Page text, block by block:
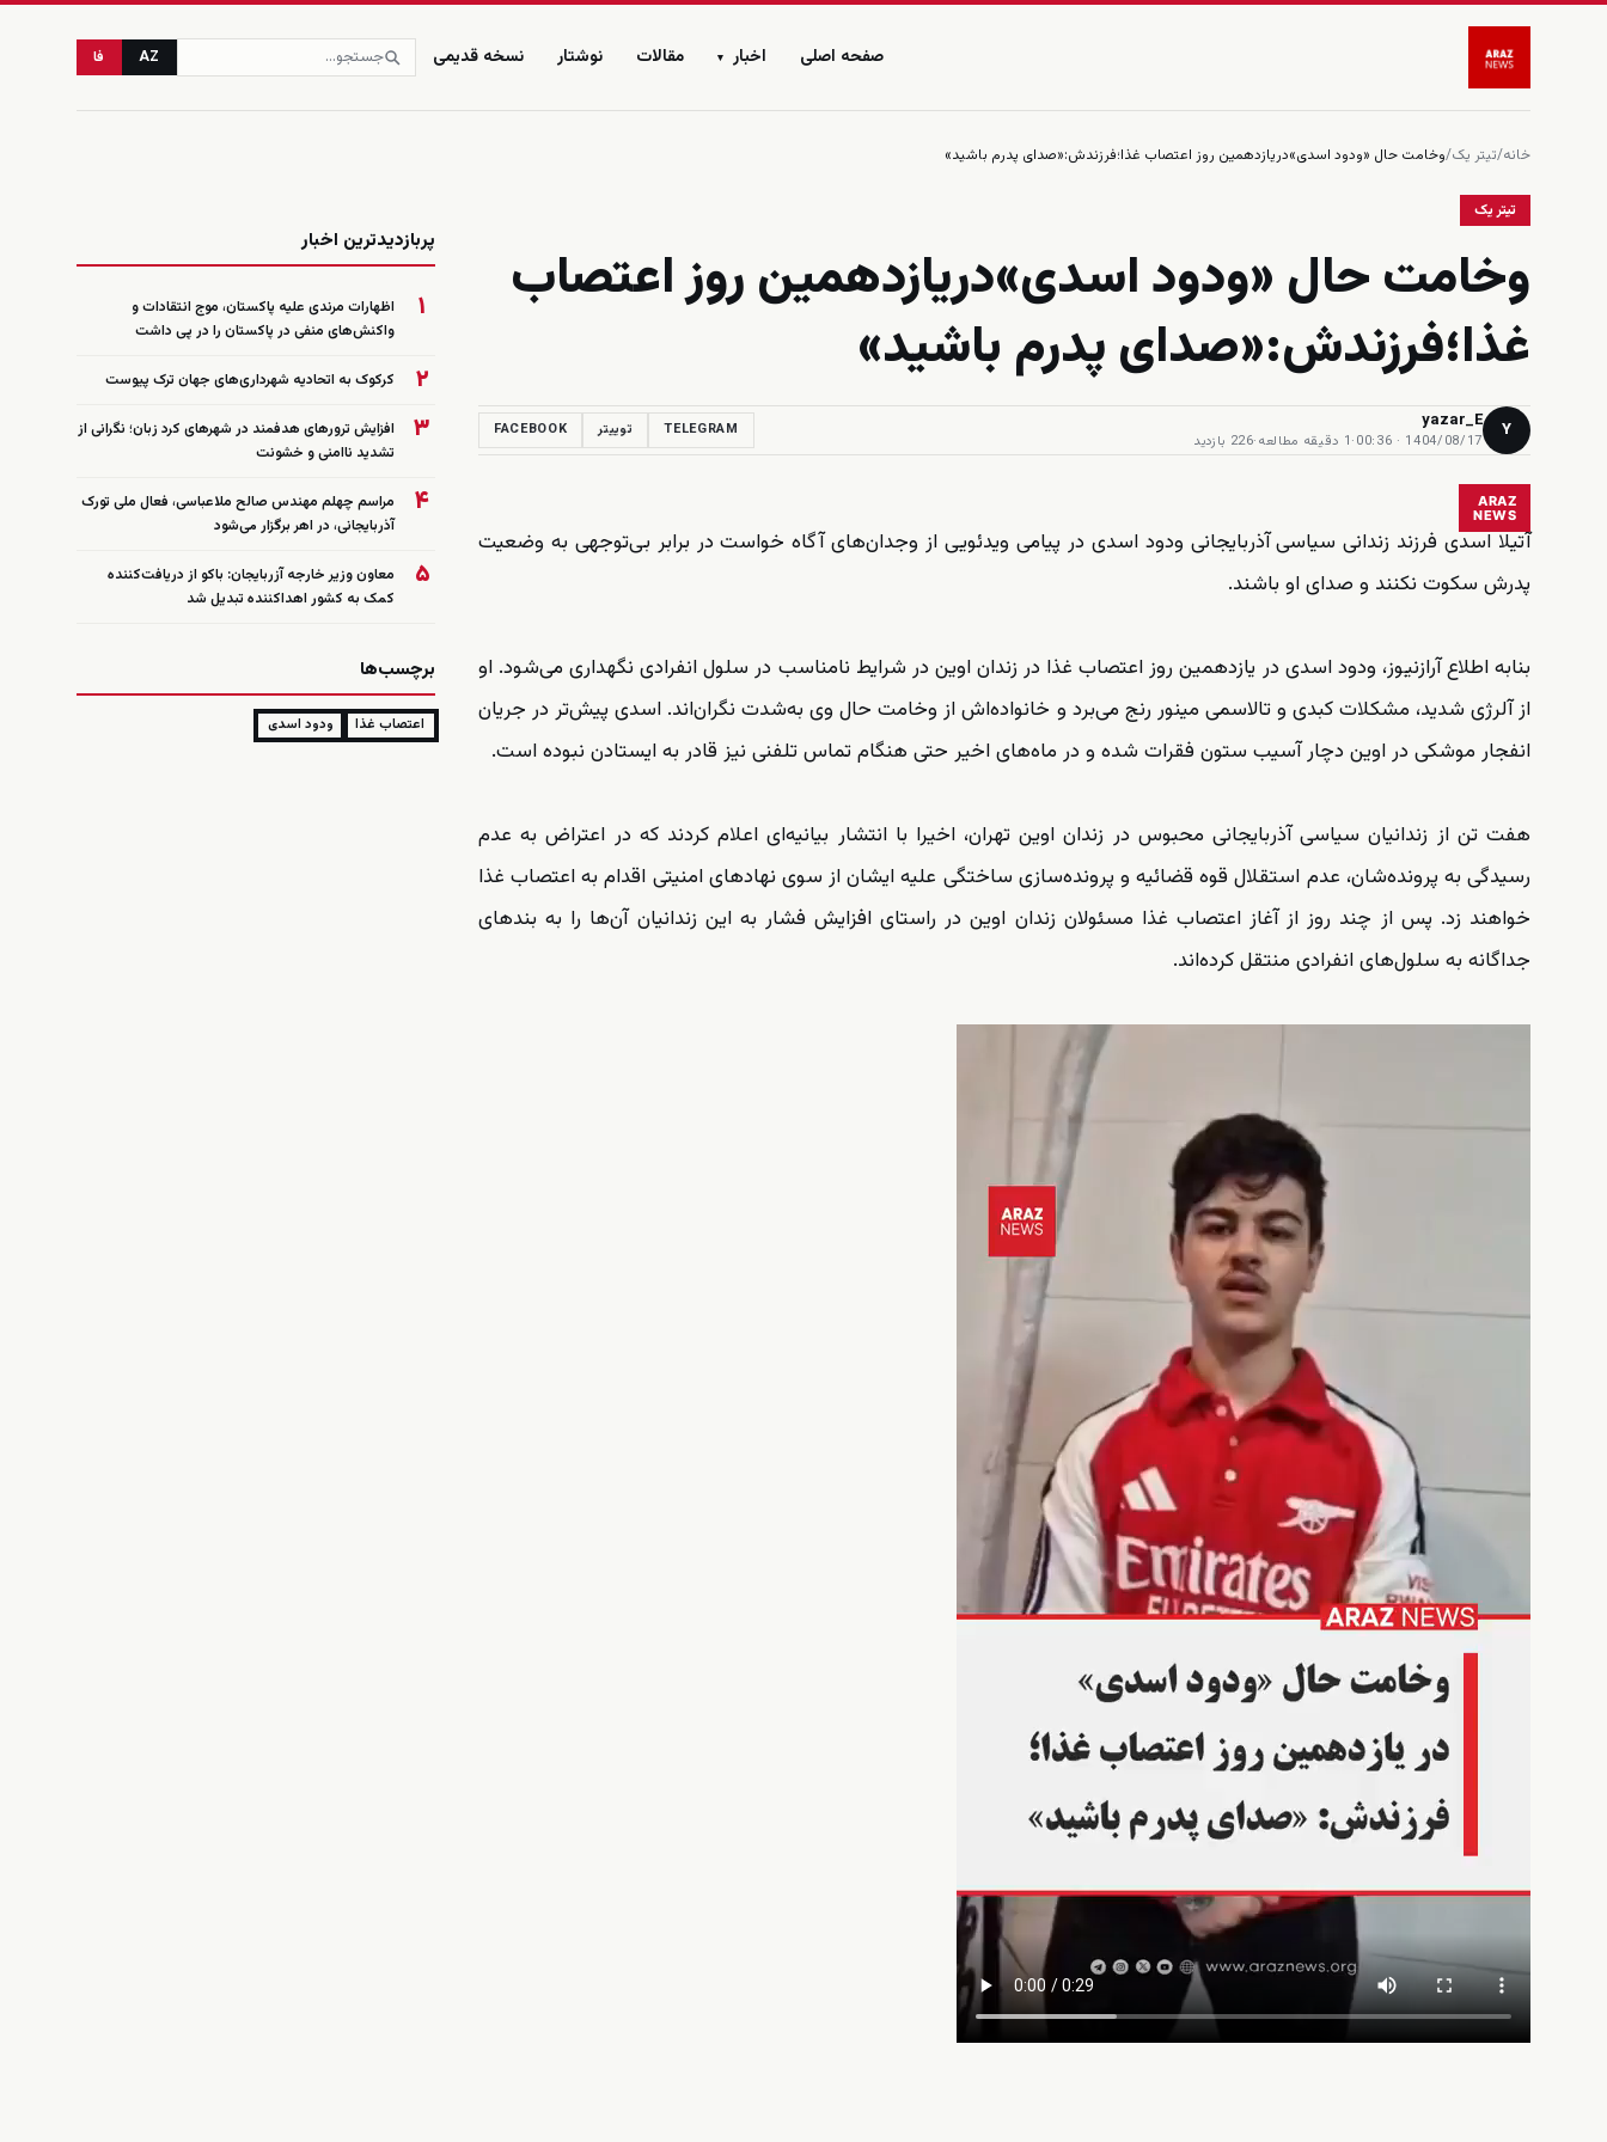
صفحه اصلی اخبار ▾ مقالات نوشتار نسخه قدیمی AZ فا
خانه/تیتر یک/وخامت حال «ودود اسدی»دریازدهمین روز اعتصاب غذا؛فرزندش:«صدای پدرم باشید»
تیتر یک
وخامت حال «ودود اسدی»دریازدهمین روز اعتصاب
غذا؛فرزندش:«صدای پدرم باشید»
Y
yazar_E
1404/08/17 · 00:36
·1 دقیقه مطالعه ·226 بازدید
TELEGRAM توییتر FACEBOOK
ARAZ
NEWS
آتیلا اسدی فرزند زندانی سیاسی آذربایجانی ودود اسدی در پیامی ویدئویی از وجدان‌های آگاه خواست در برابر بی‌توجهی به وضعیت
پدرش سکوت نکنند و صدای او باشند.
بنابه اطلاع آرازنیوز، ودود اسدی در یازدهمین روز اعتصاب غذا در زندان اوین در شرایط نامناسب در سلول انفرادی نگهداری می‌شود. او
از آلرژی شدید، مشکلات کبدی و تالاسمی مینور رنج می‌برد و خانواده‌اش از وخامت حال وی به‌شدت نگران‌اند. اسدی پیش‌تر در جریان
انفجار موشکی در اوین دچار آسیب ستون فقرات شده و در ماه‌های اخیر حتی هنگام تماس تلفنی نیز قادر به ایستادن نبوده است.
هفت تن از زندانیان سیاسی آذربایجانی محبوس در زندان اوین تهران، اخیرا با انتشار بیانیه‌ای اعلام کردند که در اعتراض به عدم
رسیدگی به پرونده‌شان، عدم استقلال قوه قضائیه و پرونده‌سازی ساختگی علیه ایشان از سوی نهادهای امنیتی اقدام به اعتصاب غذا
خواهند زد. پس از چند روز از آغاز اعتصاب غذا مسئولان زندان اوین در راستای افزایش فشار به این زندانیان آن‌‌ها را به بندهای
جداگانه به سلول‌های انفرادی منتقل کرده‌اند.
پربازدیدترین اخبار
۱
اظهارات مرندی علیه پاکستان، موج انتقادات و
واکنش‌های منفی در پاکستان را در پی داشت
۲ کرکوک به اتحادیه شهرداری‌های جهان ترک پیوست
۳
افزایش ترورهای هدفمند در شهرهای کرد زبان؛ نگرانی از
تشدید ناامنی و خشونت
۴
مراسم چهلم مهندس صالح ملاعباسی، فعال ملی تورک
آذربایجانی، در اهر برگزار می‌شود
۵
معاون وزیر خارجه آزربایجان: باکو از دریافت‌کننده
کمک به کشور اهداکننده تبدیل شد
برچسب‌ها
اعتصاب غذا ودود اسدی